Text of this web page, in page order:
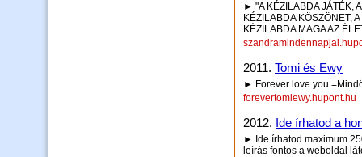
► "A KÉZILABDA JÁTÉK,
KÉZILABDA KÖSZÖNET,
KÉZILABDA MAGA AZ
2011. Tomi és Ewy
► Forever
forevertomiewy.hupont.hu
2012. Ide írhatod a
► Ide írhatod maximum
leírás fontos a weboldal